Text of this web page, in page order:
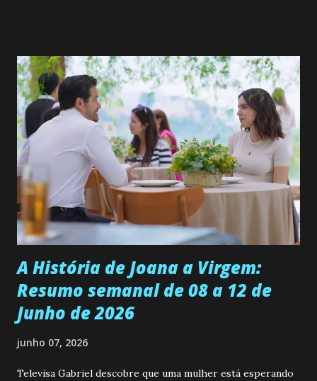
permanecer virgem até encontrar o homem que realmente
ama, o que não é fácil, já que dedica todas as suas energias a
se aprimorar, trabalhando, estudando e se orgulhando de
ser a primeira mulher da família a ingressar na
universidade. Ela tem uma personalidade muito alegre, é
muito madura para a idade, determinada, criativa e
empática. Detesta injustiças e é uma ótima amiga. Pode ser
teimosa e muito persistente quando decide fazer algo.
Durante um exame ginecológico, ela é inseminada por eng...
A História de Joana a Virgem:
Resumo semanal de 08 a 12 de
Junho de 2026
junho 07, 2026
Televisa Gabriel descobre que uma mulher está esperando